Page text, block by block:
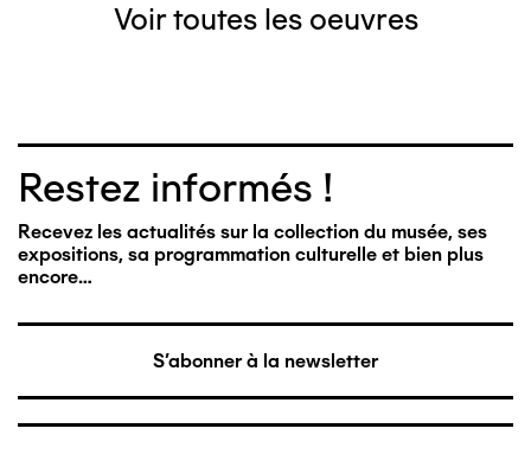
Voir toutes les oeuvres
Restez informés !
Recevez les actualités sur la collection du musée, ses
expositions, sa programmation culturelle et bien plus
encore…
S'abonner à la newsletter